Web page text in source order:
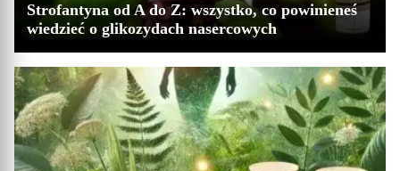
Strofantyna od A do Z: wszystko, co powinieneś
wiedzieć o glikozydach nasercowych